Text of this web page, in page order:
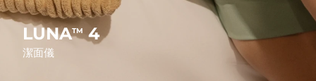
LUNATM4
潔面儀
特別優惠
法國 預計送達日期
德國 預計送達日期